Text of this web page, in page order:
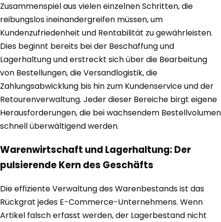
Zusammenspiel aus vielen einzelnen Schritten, die
reibungslos ineinandergreifen müssen, um
Kundenzufriedenheit und Rentabilität zu gewährleisten.
Dies beginnt bereits bei der Beschaffung und
Lagerhaltung und erstreckt sich über die Bearbeitung
von Bestellungen, die Versandlogistik, die
Zahlungsabwicklung bis hin zum Kundenservice und der
Retourenverwaltung. Jeder dieser Bereiche birgt eigene
Herausforderungen, die bei wachsendem Bestellvolumen
schnell überwältigend werden.
Warenwirtschaft und Lagerhaltung: Der
pulsierende Kern des Geschäfts
Die effiziente Verwaltung des Warenbestands ist das
Rückgrat jedes E-Commerce-Unternehmens. Wenn
Artikel falsch erfasst werden, der Lagerbestand nicht